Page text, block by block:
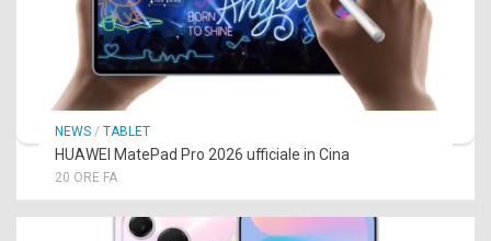
NEWS / TABLET
HUAWEI MatePad Pro 2026 ufficiale in Cina
20 ORE FA